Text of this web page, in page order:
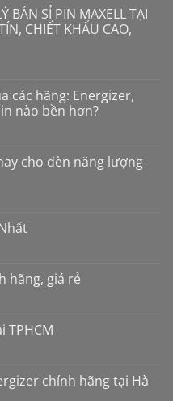
Cao
BÁN SỈ PIN MAXELL TẠI
CHIẾT KHẤU CAO,
các hãng: Energizer,
nào bền hơn?
cho đèn năng lượng
hãng, giá rẻ
TPHCM
chính hãng tại Hà